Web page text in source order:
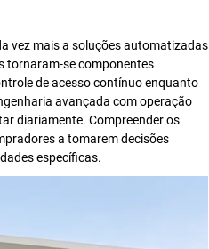
vez mais a soluções automatizadas
tornaram-se componentes
de acesso contínuo enquanto
avançada com operação
diariamente. Compreender os
a tomarem decisões
específicas.